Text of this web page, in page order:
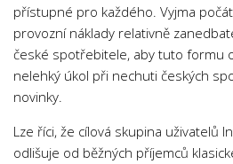
přístupné pro každého. Vyjma
provozní náklady relativně
české spotřebitele, aby tuto formu
nelehký úkol při nechuti českých
novinky.
Lze říci, že cílová skupina uživatelů
odlišuje od běžných příjemců